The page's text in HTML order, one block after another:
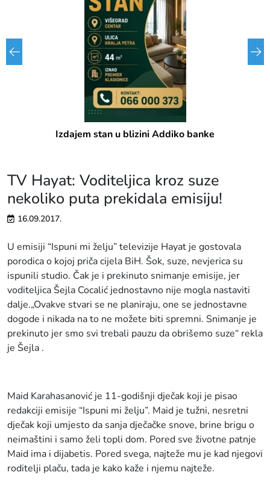
Izdajem stan u blizini Addiko banke
TV Hayat: Voditeljica kroz suze
nekoliko puta prekidala emisiju!
16.09.2017.
U emisiji “Ispuni mi želju” televizije Hayat je gostovala
porodica o kojoj priča cijela BiH. Šok, suze, nevjerica su
ispunili studio. Čak je i prekinuto snimanje emisije, jer
voditeljica Šejla Cocalić jednostavno nije mogla nastaviti
dalje.„Ovakve stvari se ne planiraju, one se jednostavne
dogode i nikada na to ne možete biti spremni. Snimanje je
prekinuto jer smo svi trebali pauzu da obrišemo suze“ rekla
je Šejla .
Maid Karahasanović je 11-godišnji dječak koji je pisao
redakciji emisije “Ispuni mi želju”. Maid je tužni, nesretni
dječak koji umjesto da sanja dječačke snove, brine brigu o
neimaštini i samo želi topli dom. Pored sve životne patnje
Maid ima i dijabetis. Pored svega, najteže mu je kad njegovi
roditelji plaču, tada je kako kaže i njemu najteže.